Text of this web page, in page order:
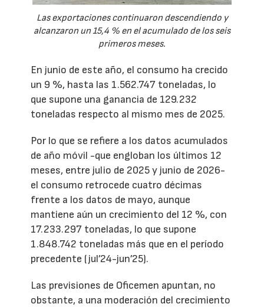
Las exportaciones continuaron descendiendo y
alcanzaron un 15,4 % en el acumulado de los seis
primeros meses.
En junio de este año, el consumo ha crecido
un 9 %, hasta las 1.562.747 toneladas, lo
que supone una ganancia de 129.232
toneladas respecto al mismo mes de 2025.
Por lo que se refiere a los datos acumulados
de año móvil -que engloban los últimos 12
meses, entre julio de 2025 y junio de 2026-
el consumo retrocede cuatro décimas
frente a los datos de mayo, aunque
mantiene aún un crecimiento del 12 %, con
17.233.297 toneladas, lo que supone
1.848.742 toneladas más que en el período
precedente (jul’24-jun’25).
Las previsiones de Oficemen apuntan, no
obstante, a una moderación del crecimiento